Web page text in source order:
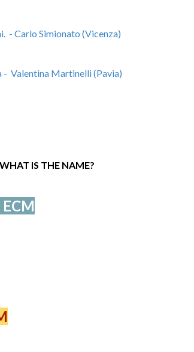
- Carlo Simionato (Vicenza)
- Valentina Martinelli (Pavia)
IS THE NAME?
ECM